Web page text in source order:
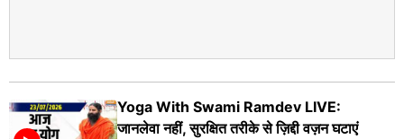
Yoga With Swami Ramdev LIVE:
जानलेवा नहीं, सुरक्षित तरीके से ज़िद्दी वज़न घटाएं